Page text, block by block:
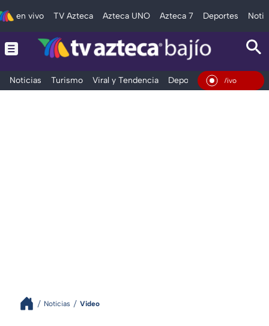
en vivo TV Azteca Azteca UNO Azteca 7 Deportes
Noticias Turismo Viral y Tendencia Deportes Espectáculos
En Vivo
Noticias Video